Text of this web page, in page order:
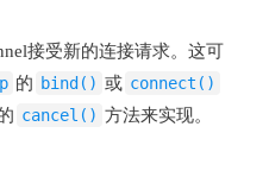
接受新的连接请求。这可
的 bind() 或 connect()
cancel() 方法来实现。